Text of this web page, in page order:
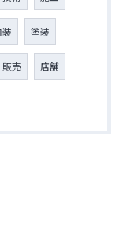
装 塗装
販売 店舗